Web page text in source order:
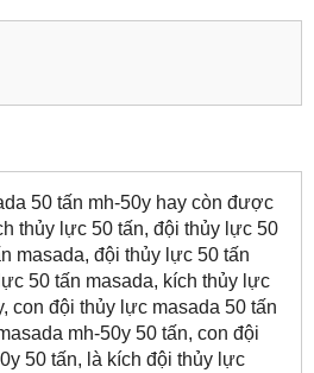
50 tấn mh-50y hay còn được
thủy lực 50 tấn, đội thủy lực 50
masada, đội thủy lực 50 tấn
50 tấn masada, kích thủy lực
con đội thủy lực masada 50 tấn
mh-50y 50 tấn, con đội
50 tấn, là kích đội thủy lực